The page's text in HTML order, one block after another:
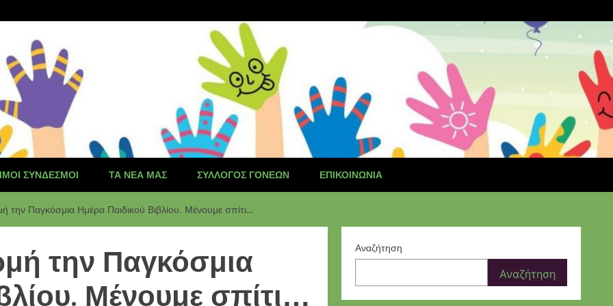
ΣΎΝΔΕΣΜΟΙ ΤΑ ΝΈΑ ΜΑΣ ΣΎΛΛΟΓΟΣ ΓΟΝΈΩΝ ΕΠΙΚΟΙΝΩΝΊΑ
την Παγκόσμια Ημέρα Παιδικού Βιβλίου. Μένουμε σπίτι…
την Παγκόσμια
Μένουμε σπίτι…
Αναζήτηση
Αναζήτηση